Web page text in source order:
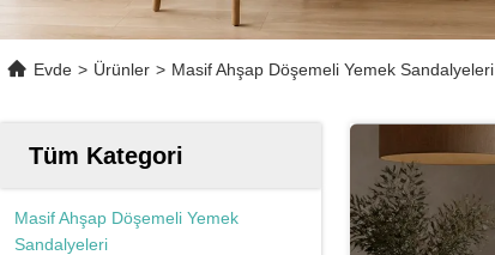
Evde > Ürünler > Masif Ahşap Döşemeli Yemek Sandalyeleri
Tüm Kategori
Masif Ahşap Döşemeli Yemek
Sandalyeleri